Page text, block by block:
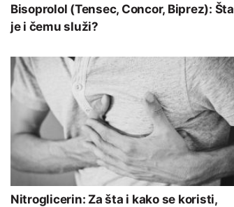
Bisoprolol (Tensec, Concor, Biprez): Šta
je i čemu služi?
Nitroglicerin: Za šta i kako se koristi,